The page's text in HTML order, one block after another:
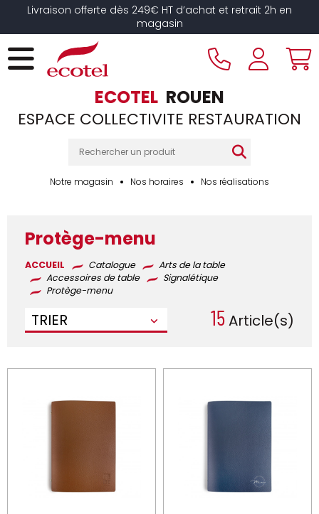
Livraison offerte dès 249€ HT d’achat et retrait 2h en
magasin
ECOTEL ROUEN
ESPACE COLLECTIVITE RESTAURATION
Notre magasin Nos horaires Nos réalisations
Protège-menu
ACCUEIL Catalogue
Arts de la table
Accessoires de table
Signalétique
Protège-menu
TRIER 15Article(s)
Panneau de gestion des cookies